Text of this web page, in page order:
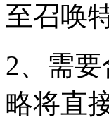
至召唤
2、需
略将直